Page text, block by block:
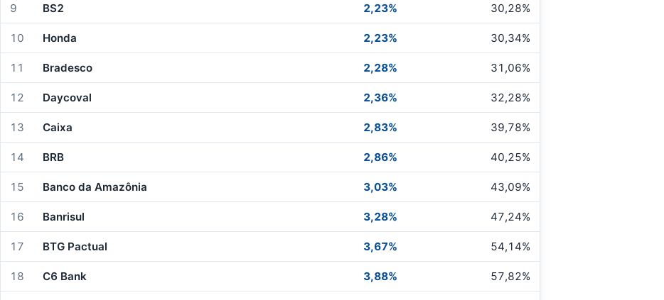
9 BS2 2,23% 30,28%
10 Honda 2,23% 30,34%
11 Bradesco 2,28% 31,06%
12 Daycoval 2,36% 32,28%
13 Caixa 2,83% 39,78%
14 BRB 2,86% 40,25%
15 Banco da Amazônia 3,03% 43,09%
16 Banrisul 3,28% 47,24%
17 BTG Pactual 3,67% 54,14%
18 C6 Bank 3,88% 57,82%